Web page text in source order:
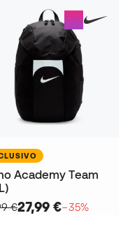
Academy Team
€27,99 €−35%